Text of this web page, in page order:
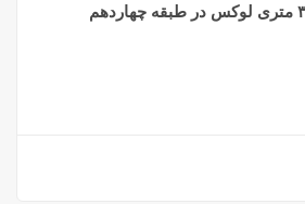
فروش پنت هاوس ۳۲۰ متری لوکس در طبقه چهاردهم